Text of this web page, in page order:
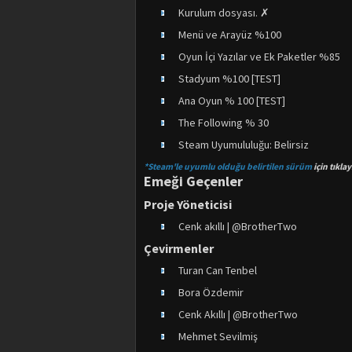
Kurulum dosyası. ✗
Menü ve Arayüz %100
Oyun İçi Yazılar ve Ek Paketler %85
Stadyum %100 [TEST]
Ana Oyun % 100 [TEST]
The Following % 30
Steam Uyumululuğu: Belirsiz
*Steam'le uyumlu olduğu belirtilen sürümiçin
Emeği Geçenler
Proje Yöneticisi
Cenk akıllı | @BrotherTwo
Çevirmenler
Turan Can Tenbel
Bora Özdemir
Cenk Akıllı | @BrotherTwo
Mehmet Sevilmiş